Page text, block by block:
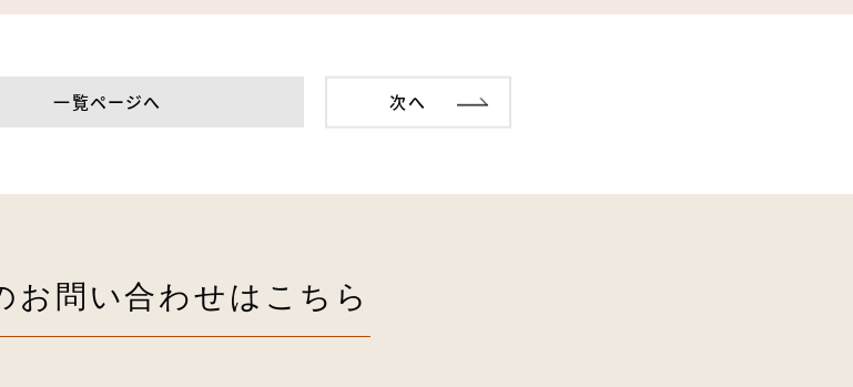
一覧ページへ 次へ
お問い合わせはこちら